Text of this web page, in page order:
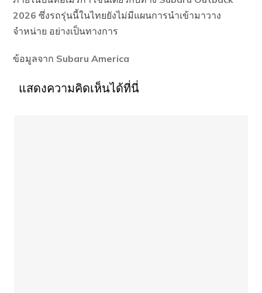
2026 ซึ่งรถรุ่นนี้ในไทยยังไม่มีแผนการนำเข้ามาวาง
จำหน่าย อย่างเป็นทางการ
ข้อมูลจาก Subaru America
แสดงความคิดเห็นได้ที่นี่